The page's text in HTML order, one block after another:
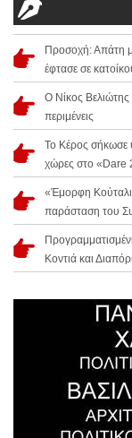
Προσοχή: Απάτη
έφτασε σε
Ο Νίκος Βελιώτης
περιμένεις
Το Κέρος σήκωσε
χώρες στο «Dare
«Έμορφη
παράσταση του
Κοντιά και Διαπόρι